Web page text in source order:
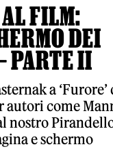
FILM:
DEI
PARTE II
a ‘Furore’
autori come
nostro
e schermo